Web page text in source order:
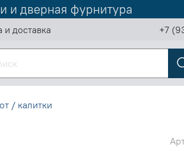
и дверная фурнитура
и доставка +7
/ калитки